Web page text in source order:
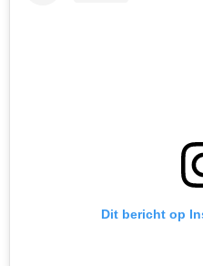
Dit bericht op